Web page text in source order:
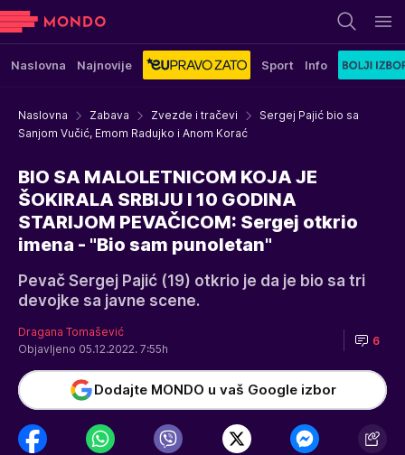
Naslovna Najnovije Sport Info
Naslovna Zabava Zvezde i tračevi
Sergej Pajić bio sa
Sanjom Vučić, Emom Radujko i Anom Korać
BIO SA MALOLETNICOM KOJA JE
ŠOKIRALA SRBIJU I 10 GODINA
STARIJOM PEVAČICOM: Sergej otkrio
imena - "Bio sam punoletan"
Pevač Sergej Pajić (19) otkrio je da je bio sa tri
devojke sa javne scene.
Dragana Tomašević
Objavljeno 05.12.2022. 7:55h
6
Dodajte MONDO u vaš Google izbor